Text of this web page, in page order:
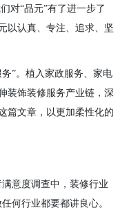
对“品元”有了进一步了
以认真、专注、追求、坚
”。植入家政服务、家电
装饰装修服务产业链，深
篇文章，以更加柔性化的
意度调查中，装修行业
何行业都要都讲良心。